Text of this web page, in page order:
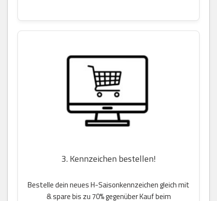
3. Kennzeichen bestellen!
Bestelle dein neues H-Saisonkennzeichen gleich mit
& spare bis zu 70% gegenüber Kauf beim